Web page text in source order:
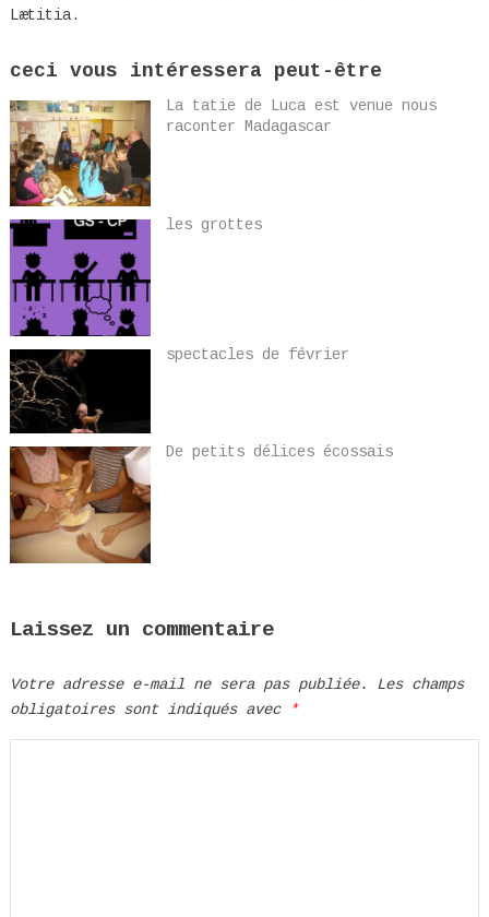
Lætitia.
ceci vous intéressera peut-être
La tatie de Luca est venue nous
raconter Madagascar
les grottes
spectacles de février
De petits délices écossais
Laissez un commentaire
Votre adresse e-mail ne sera pas publiée.
Les champs
obligatoires sont indiqués avec
*